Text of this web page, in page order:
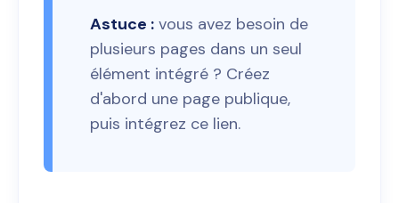
Astuce : vous avez besoin de
plusieurs pages dans un seul
élément intégré ? Créez
d'abord une page publique,
puis intégrez ce lien.